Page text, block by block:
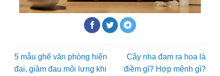
5 mẫu ghế văn phòng hiện
đại, giảm đau mỏi lưng khi
Cây nha đam ra hoa là
điềm gì? Hợp mệnh gì?